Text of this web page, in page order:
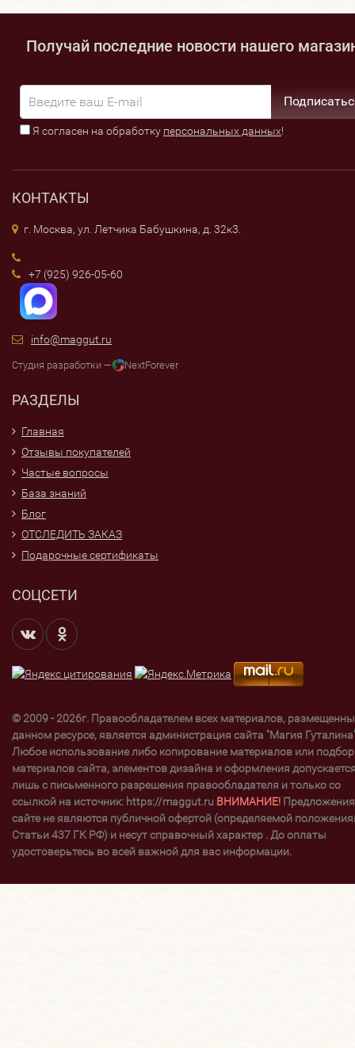
Получай последние новости нашего
Я согласен на обработку персональных данных!
КОНТАКТЫ
г. Москва, ул. Летчика Бабушкина, д. 32к3.
+7 (925) 926-05-60
info@maggut.ru
Студия разработки — NextForever
РАЗДЕЛЫ
Главная
Отзывы покупателей
Частые вопросы
База знаний
Блог
ОТСЛЕДИТЬ ЗАКАЗ
Подарочные сертификаты
СОЦСЕТИ
© 2009 - 2026г. Правообладателем всех материалов,
данном ресурсе, является администрация сайта "Магия
Любое использование либо копирование материалов или
материалов сайта, элементов дизайна и оформления
лишь с письменного разрешения правообладателя и только со
ссылкой на источник: https://maggut.ru ВНИМАНИЕ!
сайте не являются публичной офертой (определяемой
Статьи 437 ГК РФ) и несут справочный характер . До оплаты
удостоверьтесь во всей важной для вас информации.